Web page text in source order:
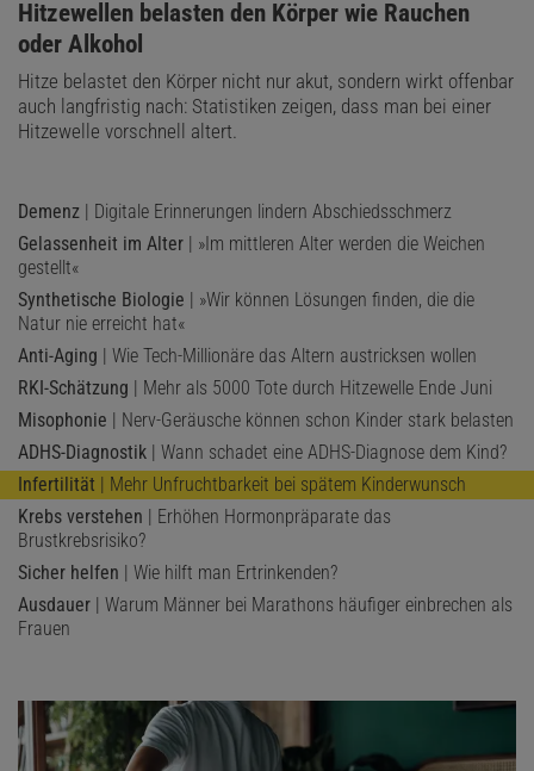
:
Hitzewellen belasten den Körper wie Rauchen
oder Alkohol
Hitze belastet den Körper nicht nur akut, sondern wirkt offenbar
auch langfristig nach: Statistiken zeigen, dass man bei einer
Hitzewelle vorschnell altert.
Demenz | Digitale Erinnerungen lindern Abschiedsschmerz
Gelassenheit im Alter | »Im mittleren Alter werden die Weichen
gestellt«
Synthetische Biologie | »Wir können Lösungen finden, die die
Natur nie erreicht hat«
Anti-Aging | Wie Tech-Millionäre das Altern austricksen wollen
RKI-Schätzung | Mehr als 5000 Tote durch Hitzewelle Ende Juni
Misophonie | Nerv-Geräusche können schon Kinder stark belasten
ADHS-Diagnostik | Wann schadet eine ADHS-Diagnose dem Kind?
Infertilität | Mehr Unfruchtbarkeit bei spätem Kinderwunsch
Krebs verstehen | Erhöhen Hormonpräparate das
Brustkrebsrisiko?
Sicher helfen | Wie hilft man Ertrinkenden?
Ausdauer | Warum Männer bei Marathons häufiger einbrechen als
Frauen